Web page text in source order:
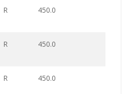
R 450.0
R 450.0
R 450.0